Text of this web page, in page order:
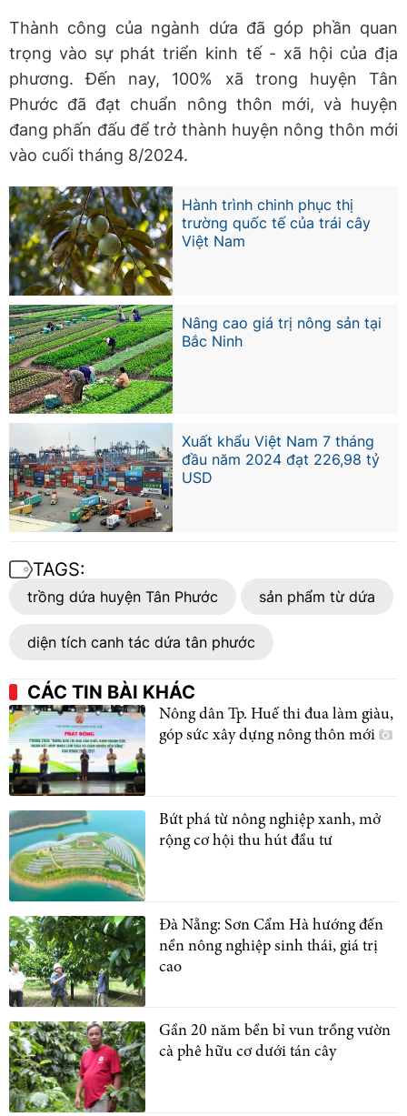
Thành công của ngành dứa đã góp phần quan
trọng vào sự phát triển kinh tế - xã hội của địa
phương. Đến nay, 100% xã trong huyện Tân
Phước đã đạt chuẩn nông thôn mới, và huyện
đang phấn đấu để trở thành huyện nông thôn mới
vào cuối tháng 8/2024.
Hành trình chinh phục thị
trường quốc tế của trái cây
Việt Nam
Nâng cao giá trị nông sản tại
Bắc Ninh
Xuất khẩu Việt Nam 7 tháng
đầu năm 2024 đạt 226,98 tỷ
USD
TAGS:
trồng dứa huyện Tân Phước sản phẩm từ dứa
diện tích canh tác dứa tân phước
CÁC TIN BÀI KHÁC
Nông dân Tp. Huế thi đua làm giàu,
góp sức xây dựng nông thôn mới
Bứt phá từ nông nghiệp xanh, mở
rộng cơ hội thu hút đầu tư
Đà Nẵng: Sơn Cẩm Hà hướng đến
nền nông nghiệp sinh thái, giá trị
cao
Gần 20 năm bền bỉ vun trồng vườn
cà phê hữu cơ dưới tán cây